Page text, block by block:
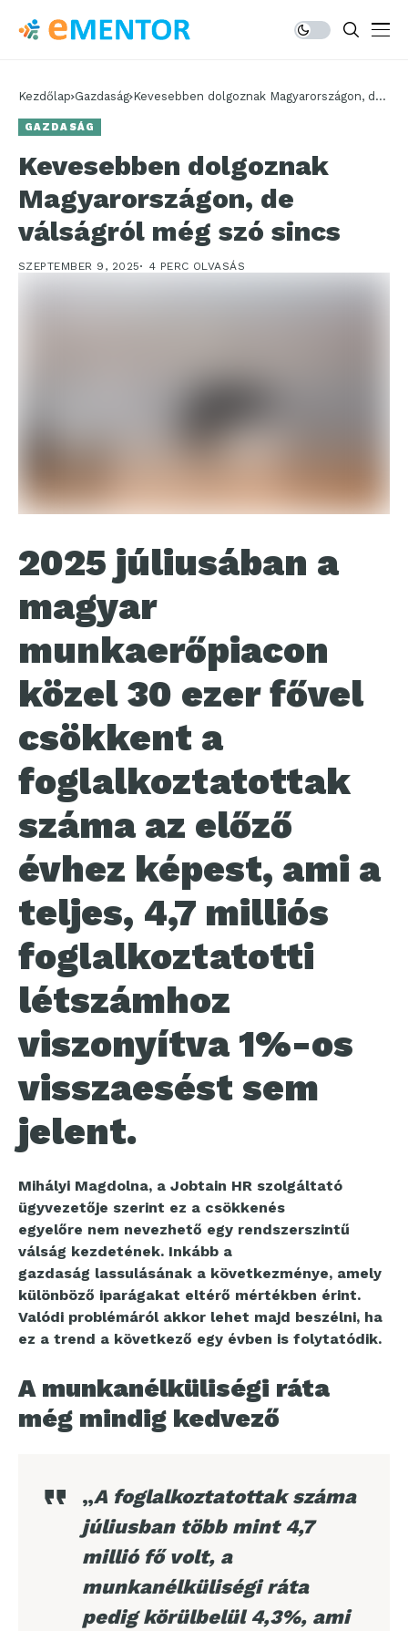
Kezdőlap Gazdaság Kevesebben dolgoznak Magyarországon, de
GAZDASÁG
Kevesebben dolgoznak
Magyarországon, de
válságról még szó sincs
SZEPTEMBER 9, 2025 4 PERC OLVASÁS
2025 júliusában a
magyar
munkaerőpiacon
közel 30 ezer fővel
csökkent a
foglalkoztatottak
száma az előző
évhez képest, ami a
teljes, 4,7 milliós
foglalkoztatotti
létszámhoz
viszonyítva 1%-os
visszaesést sem
jelent.
Mihályi Magdolna, a Jobtain HR szolgáltató
ügyvezetője szerint ez a csökkenés
egyelőre nem nevezhető egy rendszerszintű
válság kezdetének. Inkább a
gazdaság lassulásának a következménye, amely
különböző iparágakat eltérő mértékben érint.
Valódi problémáról akkor lehet majd beszélni, ha
ez a trend a következő egy évben is folytatódik.
A munkanélküliségi ráta
még mindig kedvező
„A foglalkoztatottak száma
júliusban több mint 4,7
millió fő volt, a
munkanélküliségi ráta
pedig körülbelül 4,3%, ami